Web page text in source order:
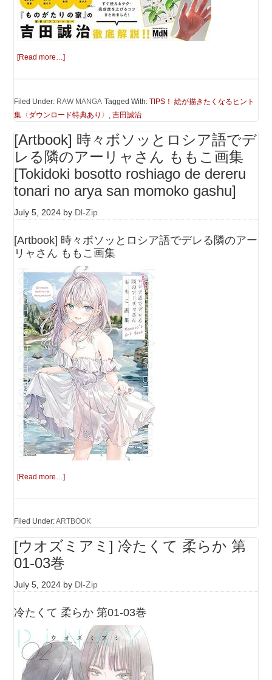
[Read more…]
Filed Under: RAW MANGA Tagged With:TIPS！ 絵が描きたくなるヒント
集〈ダウンロード特典あり〉 ,吉田誠治
[Artbook] 時々ボソッとロシア語でデ
レる隣のアーリャさん ももこ画集
[Tokidoki bosotto roshiago de dereru
tonari no arya san momoko gashu]
July 5, 2024 by Dl-Zip
[Artbook] 時々ボソッとロシア語でデレる隣のアー
リャさん ももこ画集
[Read more…]
Filed Under:ARTBOOK
[ウオズミアミ] 冷たくて 柔らか 第
01-03巻
July 5, 2024 by Dl-Zip
冷たくて 柔らか 第01-03巻